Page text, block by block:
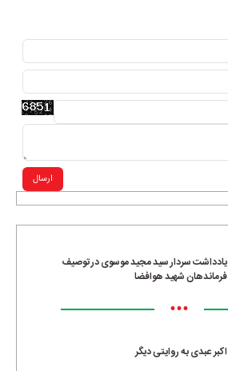
یادداشت سردار سید مجید موسوی در توصیف
فرماندهان شهید هوافضا
•••
اکبر عبدی به روایتی دیگر
ارسال